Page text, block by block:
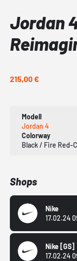
Jordan
215,00 €
Modell
Jordan 4
Colorway
Black / Fire Red-
Shops
Nike
17.02.24
Nike [GS]
17.02.24